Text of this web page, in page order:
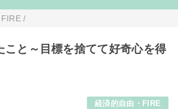
/
こと～目標を捨てて好奇心を得
経済的自由・FIRE